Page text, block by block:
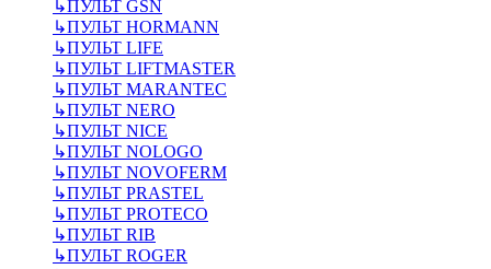
↳ПУЛЬТ GSN
↳ПУЛЬТ HORMANN
↳ПУЛЬТ LIFE
↳ПУЛЬТ LIFTMASTER
↳ПУЛЬТ MARANTEC
↳ПУЛЬТ NERO
↳ПУЛЬТ NICE
↳ПУЛЬТ NOLOGO
↳ПУЛЬТ NOVOFERM
↳ПУЛЬТ PRASTEL
↳ПУЛЬТ PROTECO
↳ПУЛЬТ RIB
↳ПУЛЬТ ROGER